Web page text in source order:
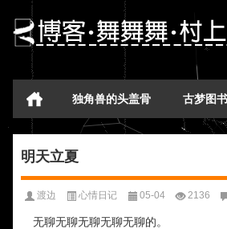
独角兽的头盖骨 古梦图
明天立夏
渡边 心情日记 05-04 2136
无聊无聊无聊无聊无聊的。